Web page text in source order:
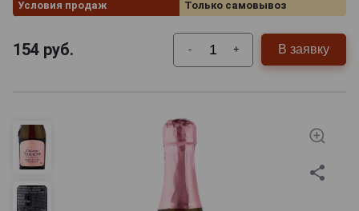
Условия продаж
Только самовывоз
154 руб. - + В заявку